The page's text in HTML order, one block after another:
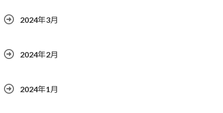
2024年3月
2024年2月
2024年1月